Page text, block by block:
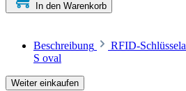
In den Warenkorb
Beschreibung
RFID-
S oval
Weiter einkaufen